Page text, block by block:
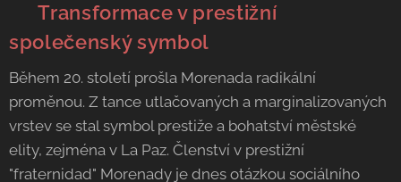
👑 Transformace v prestižní
společenský symbol
Během 20. století prošla Morenada radikální
proměnou. Z tance utlačovaných a marginalizovaných
vrstev se stal symbol prestiže a bohatství městské
elity, zejména v La Paz. Členství v prestižní
"fraternidad" Morenady je dnes otázkou sociálního